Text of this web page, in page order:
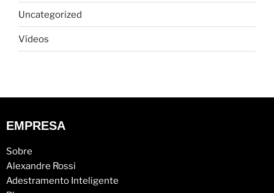
Uncategorized
Vídeos
EMPRESA
Sobre
Alexandre Rossi
Adestramento Inteligente